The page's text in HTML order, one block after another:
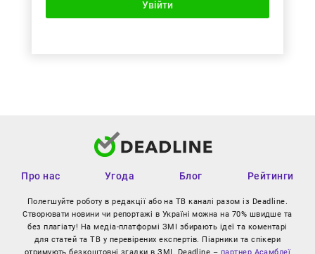
Увійти
Про нас Угода Блог Рейтинги
Полегшуйте роботу в редакції або на ТВ каналі разом із Deadline.
Створювати новини чи репортажі в Україні можна на 70% швидше та
без плагіату! На медіа-платформі ЗМІ збирають ідеї та коментарі
для статей та ТВ у перевірених експертів. Піарники та спікери